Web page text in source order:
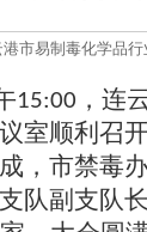
港市易制毒化学品
15:00 ，连
室顺利召
，市禁毒
队副支队